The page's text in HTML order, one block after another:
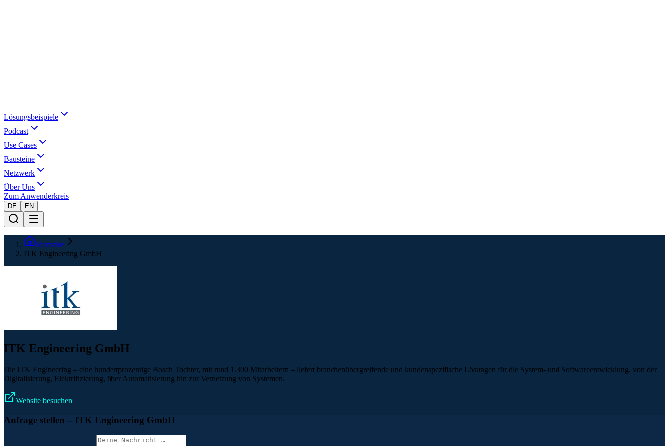
Lösungsbeispiele
Podcast
Use Cases
Bausteine
Netzwerk
Über Uns
Zum Anwenderkreis
DE EN
Startseite
ITK Engineering GmbH
ITK Engineering GmbH
Die ITK Engineering – eine hundertprozentige Bosch Tochter, mit rund 1.300 Mitarbeitern – liefert branchenübergreifende und kundenspezifische Lösungen für die System- und Softwareentwicklung, von der
Digitalisierung, Elektrifizierung, über Automatisierung hin zur Vernetzung von Systemen.
Website besuchen
Anfrage stellen – ITK Engineering GmbH